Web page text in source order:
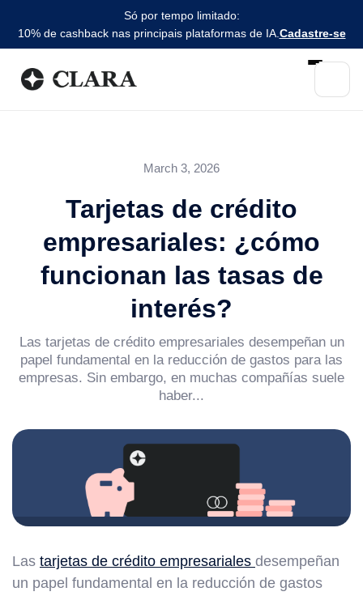
Só por tempo limitado:
10% de cashback nas principais plataformas de IA. Cadastre-se
March 3, 2026
Tarjetas de crédito
empresariales: ¿cómo
funcionan las tasas de
interés?
Las tarjetas de crédito empresariales desempeñan un
papel fundamental en la reducción de gastos para las
empresas. Sin embargo, en muchas compañías suele
haber...
Las tarjetas de crédito empresariales desempeñan
un papel fundamental en la reducción de gastos